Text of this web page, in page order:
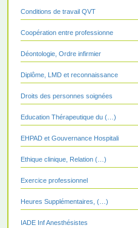
Conditions de travail QVT
Coopération entre professionne
Déontologie, Ordre infirmier
Diplôme, LMD et reconnaissance
Droits des personnes soignées
Education Thérapeutique du (…)
EHPAD et Gouvernance Hospitali
Ethique clinique, Relation (…)
Exercice professionnel
Heures Supplémentaires, (…)
IADE Inf Anesthésistes